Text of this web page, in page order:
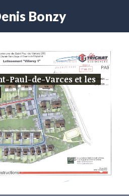
Bonzy
Paul-de-Varces et les